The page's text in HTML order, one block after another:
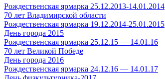
Рождественская ярмарка 25.12.2013-14.01.2014
70 лет Владимирской области
Рождественская ярмарка 19.12.2014-25.01.2015
День города 2015
Рождественская ярмарка 25.12.15 — 14.01.16
70 лет Великой Победе
День города 2016
Рождественская ярмарка 24.12.16 — 14.01.17